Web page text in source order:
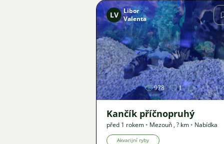
Obrázek
LV
Libor
Valenta
978 1
Kančík příčnopruhý
před 1 rokem • Mezouň ,? km • Nabídka
Akvarijní ryby